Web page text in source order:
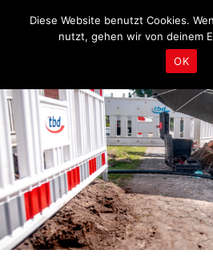
Diese Website benutzt Cookies.
nutzt, gehen wir von deinem
OK